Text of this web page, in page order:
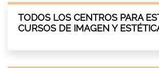
TODOS LOS CENTROS PARA
CURSOS DE IMAGEN Y